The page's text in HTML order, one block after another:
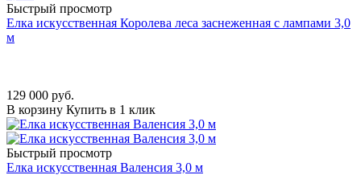
Быстрый просмотр
Елка искусственная Королева леса заснеженная с лампами 3,0
м
129 000 руб.
В корзину Купить в 1 клик
Быстрый просмотр
Елка искусственная Валенсия 3,0 м